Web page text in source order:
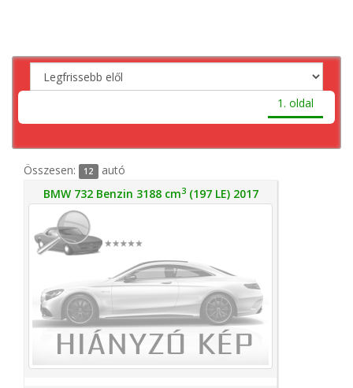
1. oldal
Összesen: 12 autó
BMW 732 Benzin 3188 cm3(197 LE) 2017